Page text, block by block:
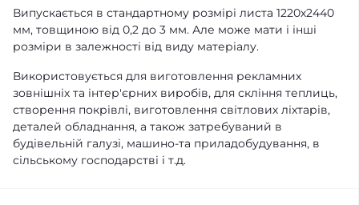
Випускається в стандартному розмірі листа 1220х2440
мм, товщиною від 0,2 до 3 мм. Але може мати і інші
розміри в залежності від виду матеріалу.
Використовується для виготовлення рекламних
зовнішніх та інтер'єрних виробів, для скління теплиць,
створення покрівлі, виготовлення світлових ліхтарів,
деталей обладнання, а також затребуваний в
будівельній галузі, машино-та приладобудування, в
сільському господарстві і т.д.